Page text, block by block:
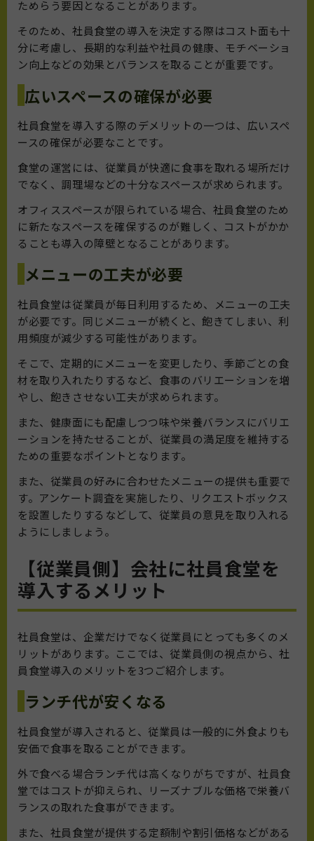
ためらう要因となることがあります。
そのため、社員食堂の導入を決定する際はコスト面も十
分に考慮し、長期的な利益や社員の健康、モチベーショ
ン向上などの効果とバランスを取ることが重要です。
広いスペースの確保が必要
社員食堂を導入する際のデメリットの一つは、広いスペ
ースの確保が必要なことです。
食堂の運営には、従業員が快適に食事を取れる場所だけ
でなく、調理場などの十分なスペースが求められます。
オフィススペースが限られている場合、社員食堂のため
に新たなスペースを確保するのが難しく、コストがかか
ることも導入の障壁となることがあります。
メニューの工夫が必要
社員食堂は従業員が毎日利用するため、メニューの工夫
が必要です。同じメニューが続くと、飽きてしまい、利
用頻度が減少する可能性があります。
そこで、定期的にメニューを変更したり、季節ごとの食
材を取り入れたりするなど、食事のバリエーションを増
やし、飽きさせない工夫が求められます。
また、健康面にも配慮しつつ味や栄養バランスにバリエ
ーションを持たせることが、従業員の満足度を維持する
ための重要なポイントとなります。
また、従業員の好みに合わせたメニューの提供も重要で
す。アンケート調査を実施したり、リクエストボックス
を設置したりするなどして、従業員の意見を取り入れる
ようにしましょう。
【従業員側】会社に社員食堂を
導入するメリット
社員食堂は、企業だけでなく従業員にとっても多くのメ
リットがあります。ここでは、従業員側の視点から、社
員食堂導入のメリットを3つご紹介します。
ランチ代が安くなる
社員食堂が導入されると、従業員は一般的に外食よりも
安価で食事を取ることができます。
外で食べる場合ランチ代は高くなりがちですが、社員食
堂ではコストが抑えられ、リーズナブルな価格で栄養バ
ランスの取れた食事ができます。
また、社員食堂が提供する定額制や割引価格などがある